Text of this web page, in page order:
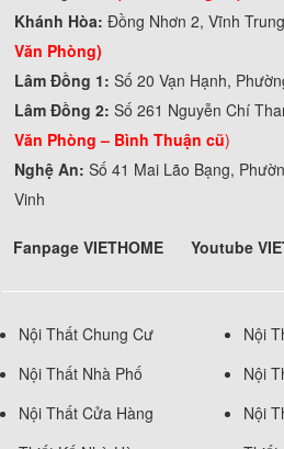
Khánh Hòa:Đồng Nhơn 2, Vĩnh
Văn Phòng)
Lâm Đồng 1:Số 20 Vạn Hạnh,
Lâm Đồng 2:Số 261 Nguyễn Chí
Văn Phòng – Bình Thuận cũ)
Nghệ An: Số 41 Mai Lão Bạng,
Vinh
Fanpage VIETHOME Youtube
Nội Thất Chung Cư
Nội
Nội Thất Nhà Phố
Nội
Nội Thất Cửa Hàng
Nội